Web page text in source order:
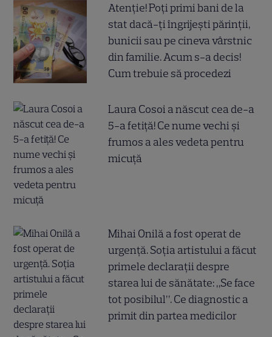
Atenție! Poți primi bani de la
stat dacă-ți îngrijești părinții,
bunicii sau pe cineva vârstnic
din familie. Acum s-a decis!
Cum trebuie să procedezi
Laura Cosoi a născut cea de-a
5-a fetiță! Ce nume vechi și
frumos a ales vedeta pentru
micuță
Mihai Onilă a fost operat de
urgență. Soția artistului a făcut
primele declarații despre
starea lui de sănătate: „Se face
tot posibilul”. Ce diagnostic a
primit din partea medicilor